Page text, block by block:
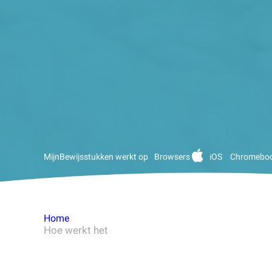
MijnBewijsstukken werkt op Browsers iOS
Home
Hoe werkt het